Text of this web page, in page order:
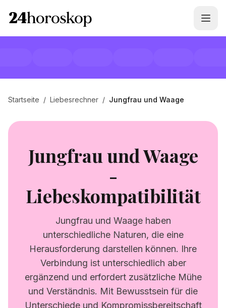
Startseite / Liebesrechner / Jungfrau und Waage
Jungfrau und Waage
-
Liebeskompatibilität
Jungfrau und Waage haben
unterschiedliche Naturen, die eine
Herausforderung darstellen können. Ihre
Verbindung ist unterschiedlich aber
ergänzend und erfordert zusätzliche Mühe
und Verständnis. Mit Bewusstsein für die
Unterschiede und Kompromissbereitschaft